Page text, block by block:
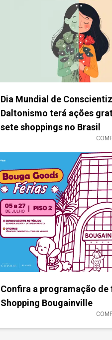
Dia Mundial de
Daltonismo terá ações
sete shoppings no Brasil
Confira a programação de
Shopping Bougainville